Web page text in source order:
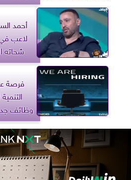
أحمد
لاعب
شحاته
فرصة
وظائف